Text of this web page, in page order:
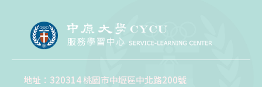
地址：320314 桃園市中壢區中北路200號